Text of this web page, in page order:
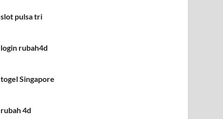
slot pulsa tri
login rubah4d
togel Singapore
rubah 4d